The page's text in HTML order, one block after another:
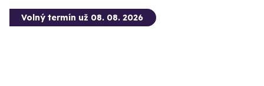
Volný termín už 08. 08. 2026